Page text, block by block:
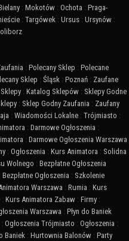
: Mokotów : Ochota : Praga-
: Targówek : Ursus : Ursynów :
: Polecany Sklep : Polecane
Sklep : Śląsk : Poznań : Zaufane
Sklepy : Katalog Sklepów : Sklepy Godne
: Sklep Godny Zaufania : Zaufany
: Wiadomości Lokalne : Trójmiasto :
: Darmowe Ogłoszenia :
: Darmowe Ogłoszenia Warszawa
: Ogłoszenia : Kurs Animatora : Solidna
Wolnego : Bezpłatne Ogłoszenia
Bezpłatne Ogłoszenia : Szkolenie
Warszawa : Rumia : Kurs
: Kurs Animatora Zabaw : Firmy :
Warszawa : Płyn do Baniek
: Ogłoszenia Trójmiasto : Ogłoszenia :
Baniek : Hurtownia Balonów : Party